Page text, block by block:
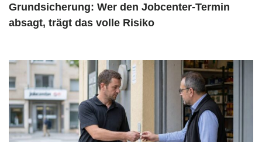
Grundsicherung: Wer den Jobcenter-Termin
absagt, trägt das volle Risiko